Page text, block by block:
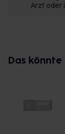
Arzt oder
Das